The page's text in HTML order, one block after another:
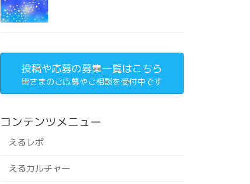
投稿や応募の募集一覧はこちら
皆さまのご応募やご相談を受付中です
コンテンツメニュー
えるレポ
えるカルチャー